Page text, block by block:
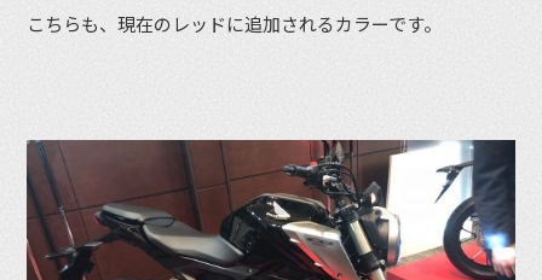
こちらも、現在のレッドに追加されるカラーです。